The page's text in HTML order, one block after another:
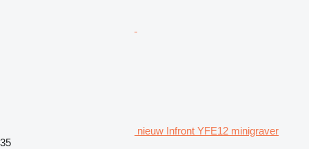
nieuw Infront YFE12 minigraver
35